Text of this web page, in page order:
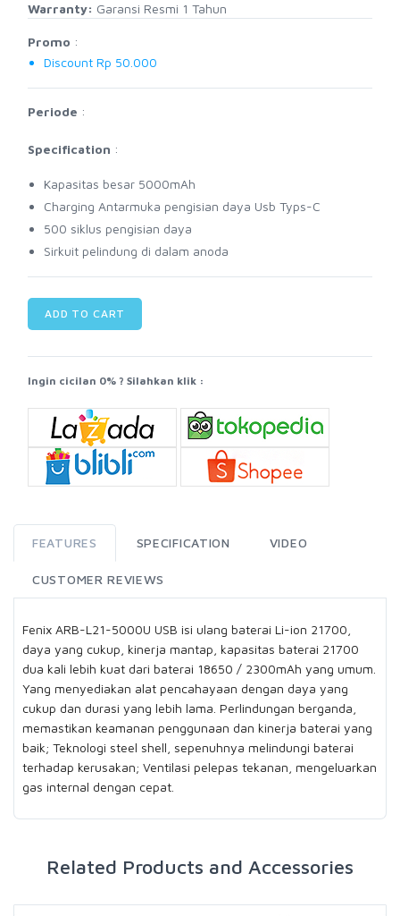
Warranty: Garansi Resmi 1 Tahun
Promo :
Discount Rp 50.000
Periode :
Specification :
Kapasitas besar 5000mAh
Charging Antarmuka pengisian daya Usb Typs-C
500 siklus pengisian daya
Sirkuit pelindung di dalam anoda
ADD TO CART
Ingin cicilan 0% ? Silahkan klik :
FEATURES SPECIFICATION VIDEO
CUSTOMER REVIEWS
Fenix ARB-L21-5000U USB isi ulang baterai Li-ion 21700,
daya yang cukup, kinerja mantap, kapasitas baterai 21700
dua kali lebih kuat dari baterai 18650 / 2300mAh yang umum.
Yang menyediakan alat pencahayaan dengan daya yang
cukup dan durasi yang lebih lama. Perlindungan berganda,
memastikan keamanan penggunaan dan kinerja baterai yang
baik; Teknologi steel shell, sepenuhnya melindungi baterai
terhadap kerusakan; Ventilasi pelepas tekanan, mengeluarkan
gas internal dengan cepat.
Related Products and Accessories